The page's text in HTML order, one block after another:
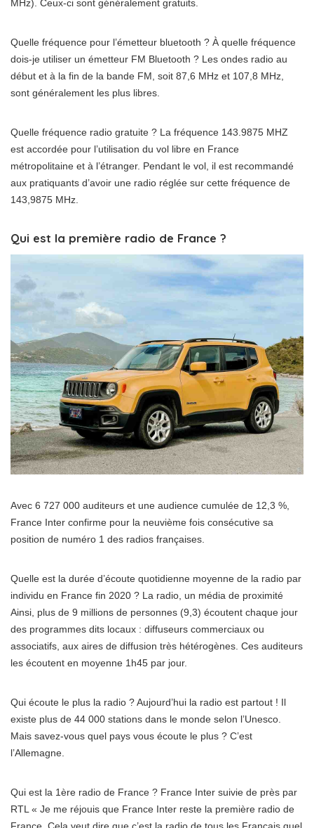
MHz). Ceux-ci sont généralement gratuits.
Quelle fréquence pour l’émetteur bluetooth ? À quelle fréquence
dois-je utiliser un émetteur FM Bluetooth ? Les ondes radio au
début et à la fin de la bande FM, soit 87,6 MHz et 107,8 MHz,
sont généralement les plus libres.
Quelle fréquence radio gratuite ? La fréquence 143.9875 MHZ
est accordée pour l’utilisation du vol libre en France
métropolitaine et à l’étranger. Pendant le vol, il est recommandé
aux pratiquants d’avoir une radio réglée sur cette fréquence de
143,9875 MHz.
Qui est la première radio de France ?
Avec 6 727 000 auditeurs et une audience cumulée de 12,3 %,
France Inter confirme pour la neuvième fois consécutive sa
position de numéro 1 des radios françaises.
Quelle est la durée d’écoute quotidienne moyenne de la radio par
individu en France fin 2020 ? La radio, un média de proximité
Ainsi, plus de 9 millions de personnes (9,3) écoutent chaque jour
des programmes dits locaux : diffuseurs commerciaux ou
associatifs, aux aires de diffusion très hétérogènes. Ces auditeurs
les écoutent en moyenne 1h45 par jour.
Qui écoute le plus la radio ? Aujourd’hui la radio est partout ! Il
existe plus de 44 000 stations dans le monde selon l’Unesco.
Mais savez-vous quel pays vous écoute le plus ? C’est
l’Allemagne.
Qui est la 1ère radio de France ? France Inter suivie de près par
RTL « Je me réjouis que France Inter reste la première radio de